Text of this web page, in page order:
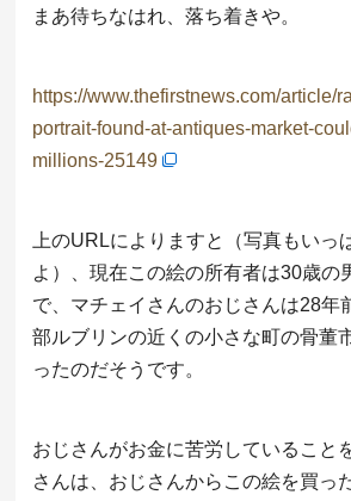
まあ待ちなはれ、落ち着きや。
https://www.thefirstnews.com/article/
portrait-found-at-antiques-market-
millions-25149
上のURLによりますと（写真もいっ
よ）、現在この絵の所有者は30歳の
で、マチェイさんのおじさんは28年
部ルブリンの近くの小さな町の骨董
ったのだそうです。
おじさんがお金に苦労していること
さんは、おじさんからこの絵を買っ